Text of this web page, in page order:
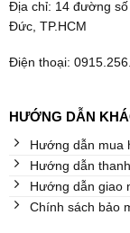
Địa chỉ: 14 đường
Đức, TP.HCM
Điện thoại:
HƯỚNG DẪN
Hướng dẫn mua
Hướng dẫn
Hướng dẫn giao
Chính sách bảo